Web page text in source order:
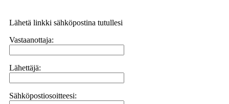
Lähetä linkki sähköpostina tutullesi
Vastaanottaja:
Lähettäjä:
Sähköpostiosoitteesi: